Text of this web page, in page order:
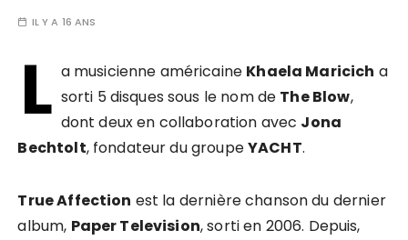
IL Y A 16 ANS
L a musicienne américaine Khaela Maricich a
sorti 5 disques sous le nom de The Blow,
dont deux en collaboration avec Jona
Bechtolt, fondateur du groupeYACHT.
True Affection est la dernière chanson du dernier
album, Paper Television, sorti en 2006. Depuis,